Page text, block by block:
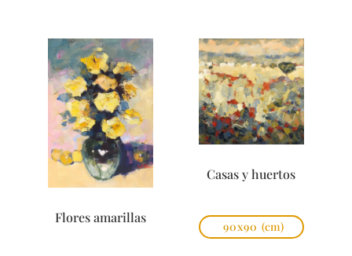
Flores amarillas
Casas y huertos
90x90 (cm)